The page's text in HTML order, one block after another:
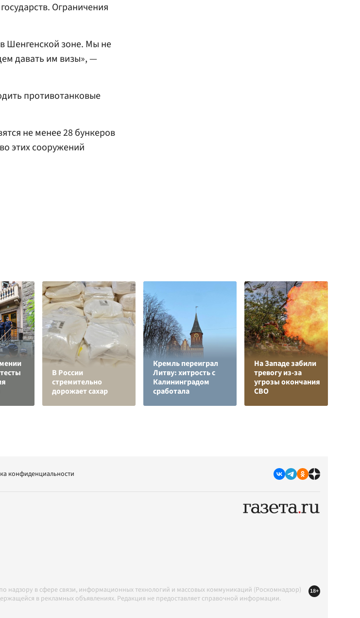
Ограничения
Шенгенской зоне. Мы не
давать им визы», —
противотанковые
не менее 28 бункеров
этих сооружений
В России
стремительно
дорожает сахар
Кремль переиграл
Литву: хитрость с
Калининградом
сработала
На Западе забили
тревогу из-за
угрозы окончания
СВО
конфиденциальности
в сфере связи, информационных технологий и массовых коммуникаций (Роскомнадзор)
в рекламных объявлениях. Редакция не предоставляет справочной информации.
с Правилами
18+